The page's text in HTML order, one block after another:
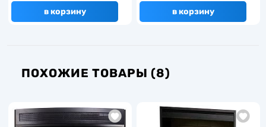
в корзину в корзину
ПОХОЖИЕ ТОВАРЫ (8)